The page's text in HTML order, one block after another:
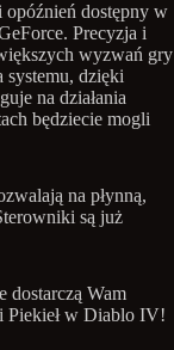
dostępny w
Precyzja i
wyzwań gry
dzięki
na działania
będziecie mogli
na płynną,
są już
dostarczą Wam
Piekieł w Diablo IV!